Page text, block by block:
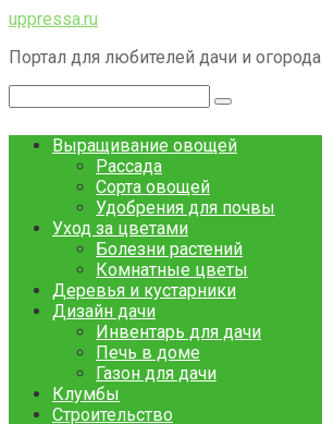
Перейти
контенту
uppressa.ru
Портал для любителей дачи и огорода
Выращивание овощей
Рассада
Сорта овощей
Удобрения для почвы
Уход за цветами
Болезни растений
Комнатные цветы
Деревья и кустарники
Дизайн дачи
Инвентарь для дачи
Печь в доме
Газон для дачи
Клумбы
Строительство